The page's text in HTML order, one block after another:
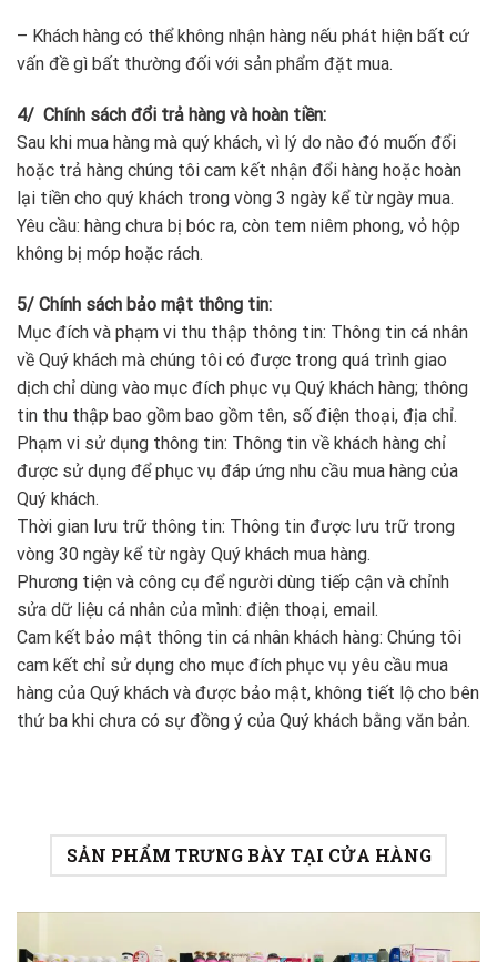
– Khách hàng có thể không nhận hàng nếu phát hiện bất cứ
vấn đề gì bất thường đối với sản phẩm đặt mua.
4/ Chính sách đổi trả hàng và hoàn tiền:
Sau khi mua hàng mà quý khách, vì lý do nào đó muốn đổi
hoặc trả hàng chúng tôi cam kết nhận đổi hàng hoặc hoàn
lại tiền cho quý khách trong vòng 3 ngày kể từ ngày mua.
Yêu cầu: hàng chưa bị bóc ra, còn tem niêm phong, vỏ hộp
không bị móp hoặc rách.
5/ Chính sách bảo mật thông tin:
Mục đích và phạm vi thu thập thông tin: Thông tin cá nhân
về Quý khách mà chúng tôi có được trong quá trình giao
dịch chỉ dùng vào mục đích phục vụ Quý khách hàng; thông
tin thu thập bao gồm bao gồm tên, số điện thoại, địa chỉ.
Phạm vi sử dụng thông tin: Thông tin về khách hàng chỉ
được sử dụng để phục vụ đáp ứng nhu cầu mua hàng của
Quý khách.
Thời gian lưu trữ thông tin: Thông tin được lưu trữ trong
vòng 30 ngày kể từ ngày Quý khách mua hàng.
Phương tiện và công cụ để người dùng tiếp cận và chỉnh
sửa dữ liệu cá nhân của mình: điện thoại, email.
Cam kết bảo mật thông tin cá nhân khách hàng: Chúng tôi
cam kết chỉ sử dụng cho mục đích phục vụ yêu cầu mua
hàng của Quý khách và được bảo mật, không tiết lộ cho bên
thứ ba khi chưa có sự đồng ý của Quý khách bằng văn bản.
SẢN PHẨM TRƯNG BÀY TẠI CỬA HÀNG